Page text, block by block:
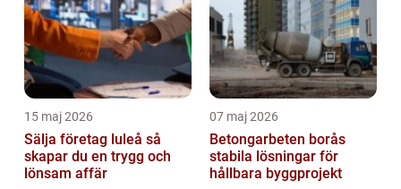
15 maj 2026
Sälja företag luleå så
skapar du en trygg och
lönsam affär
07 maj 2026
Betongarbeten borås
stabila lösningar för
hållbara byggprojekt